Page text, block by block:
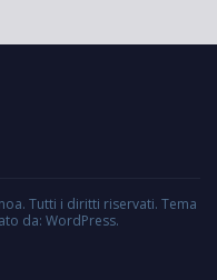
. Tutti i diritti riservati. Tema
da: WordPress.